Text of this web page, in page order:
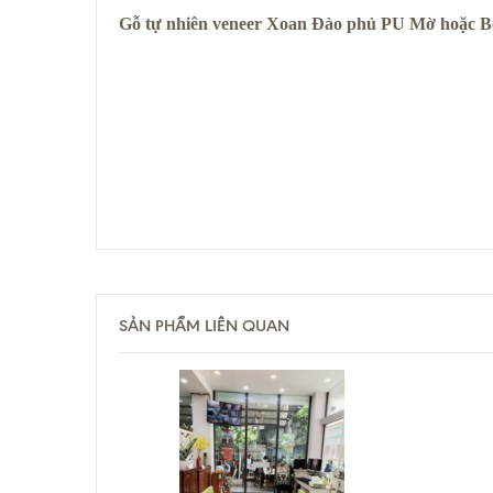
Gỗ tự nhiên veneer Xoan Đào phủ PU Mờ hoặc
SẢN PHẨM LIÊN QUAN